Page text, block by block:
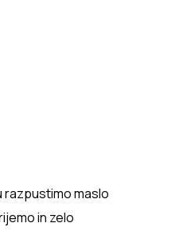
razpustimo maslo
in zelo